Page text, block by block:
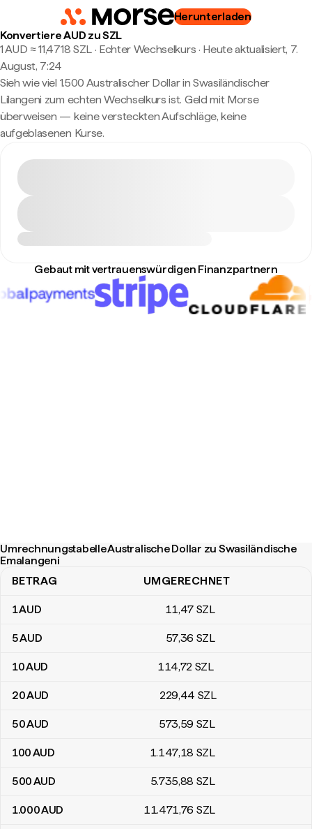
Herunterladen
Konvertiere AUD zu SZL
1 AUD ≈ 11,4718 SZL · Echter Wechselkurs · Heute aktualisiert, 7.
August, 7:24
Sieh wie viel 1.500 Australischer Dollar in Swasiländischer
Lilangeni zum echten Wechselkurs ist. Geld mit Morse
überweisen — keine versteckten Aufschläge, keine
aufgeblasenen Kurse.
Gebaut mit vertrauenswürdigen Finanzpartnern
Umrechnungstabelle Australische Dollar zu Swasiländische
Emalangeni
Umrechnungstabelle Australische Dollar zu Swasiländische
BETRAG UMGERECHNET
1AUD 11,47 SZL
5AUD 57,36 SZL
10AUD 114,72 SZL
20AUD 229,44 SZL
50AUD 573,59 SZL
100AUD 1.147,18 SZL
500AUD 5.735,88 SZL
1.000AUD 11.471,76 SZL